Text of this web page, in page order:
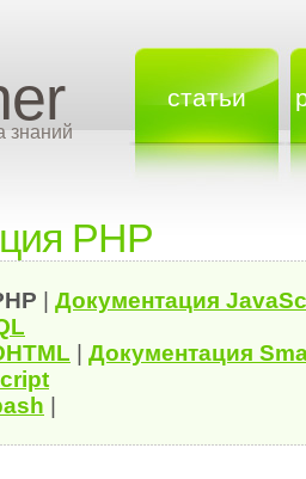
знаний
статьи
PHP
Документация
Документация